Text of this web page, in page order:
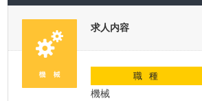
求人内容
職種
機械